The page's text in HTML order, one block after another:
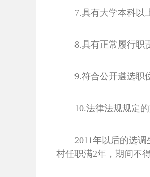
7.具有大学本科以
8.具有正常履行职
9.符合公开遴选职
10.法律法规规定的
2011年以后的选
村任职满2年，期间不